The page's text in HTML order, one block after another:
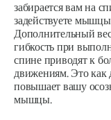
забирается вам на
задействуете
Дополнительный
гибкость при
спине приводят к
движениям. Это как
повышает вашу
мышцы.